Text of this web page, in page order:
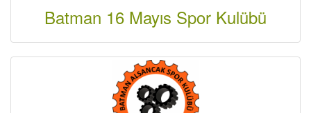
Batman 16 Mayıs Spor Kulübü